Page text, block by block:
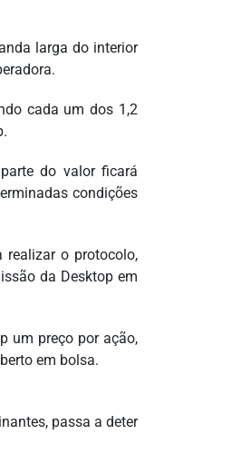
larga do interior
cada um dos 1,2
do valor ficará
condições
realizar o protocolo,
da Desktop em
um preço por ação,
em bolsa.
passa a deter